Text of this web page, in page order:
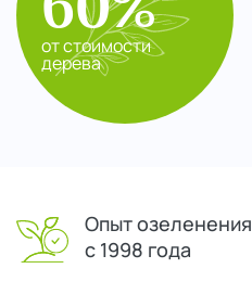
от стоимости
дерева
Опыт озеленения
с 1998 года